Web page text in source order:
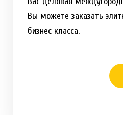
Вы можете заказать
бизнес класса.